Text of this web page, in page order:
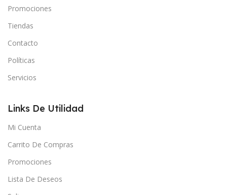
Promociones
Tiendas
Contacto
Políticas
Servicios
Links De Utilidad
Mi Cuenta
Carrito De Compras
Promociones
Lista De Deseos